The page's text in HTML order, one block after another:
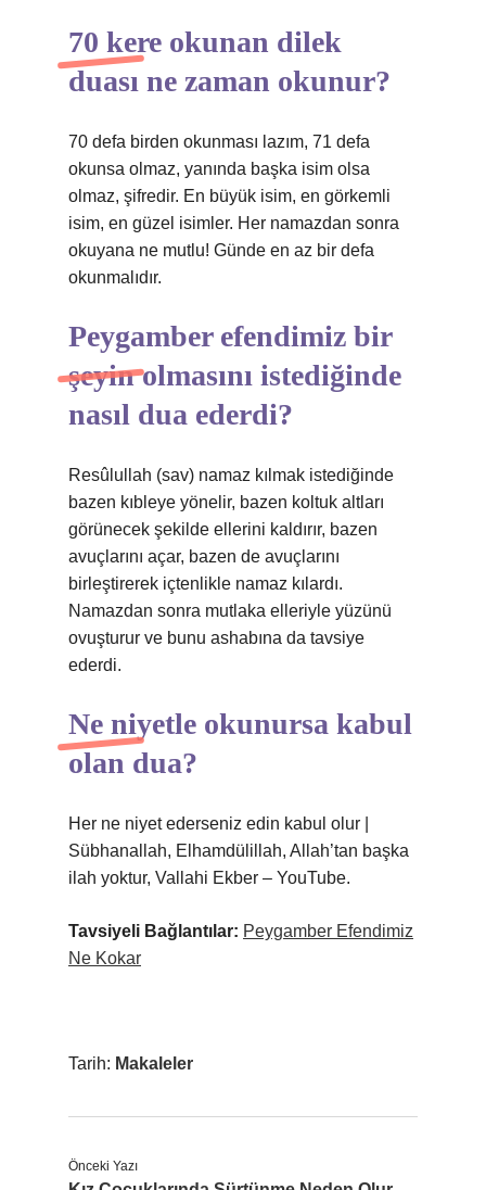
70 kere okunan dilek
duası ne zaman okunur?
70 defa birden okunması lazım, 71 defa
okunsa olmaz, yanında başka isim olsa
olmaz, şifredir. En büyük isim, en görkemli
isim, en güzel isimler. Her namazdan sonra
okuyana ne mutlu! Günde en az bir defa
okunmalıdır.
Peygamber efendimiz bir
şeyin olmasını istediğinde
nasıl dua ederdi?
Resûlullah (sav) namaz kılmak istediğinde
bazen kıbleye yönelir, bazen koltuk altları
görünecek şekilde ellerini kaldırır, bazen
avuçlarını açar, bazen de avuçlarını
birleştirerek içtenlikle namaz kılardı.
Namazdan sonra mutlaka elleriyle yüzünü
ovuşturur ve bunu ashabına da tavsiye
ederdi.
Ne niyetle okunursa kabul
olan dua?
Her ne niyet ederseniz edin kabul olur |
Sübhanallah, Elhamdülillah, Allah’tan başka
ilah yoktur, Vallahi Ekber – YouTube.
Tavsiyeli Bağlantılar: Peygamber Efendimiz
Ne Kokar
Tarih: Makaleler
Önceki Yazı